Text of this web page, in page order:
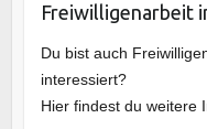
Freiwilligenarbeit
Du bist auch
interessiert?
Hier findest du weitere